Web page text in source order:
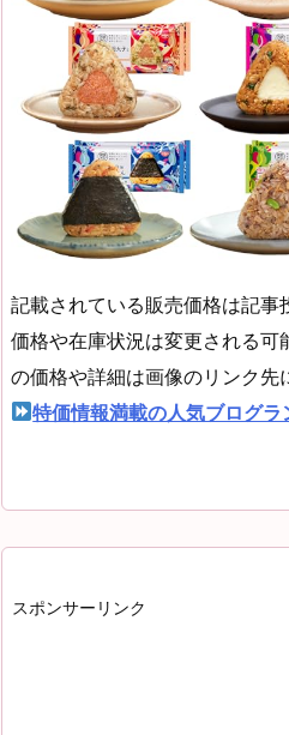
記載されている販売価格は記事
価格や在庫状況は変更される可
の価格や詳細は画像のリンク先
特価情報満載の人気ブログラ
スポンサーリンク